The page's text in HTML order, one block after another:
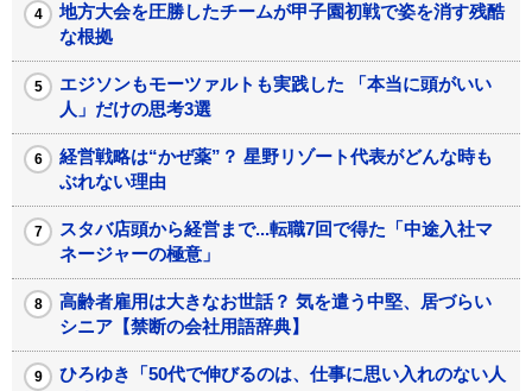
地方大会を圧勝したチームが甲子園初戦で姿を消す残酷
な根拠
エジソンもモーツァルトも実践した 「本当に頭がいい
人」だけの思考3選
経営戦略は“かぜ薬”？ 星野リゾート代表がどんな時も
ぶれない理由
スタバ店頭から経営まで...転職7回で得た「中途入社マ
ネージャーの極意」
高齢者雇用は大きなお世話？ 気を遣う中堅、居づらい
シニア【禁断の会社用語辞典】
ひろゆき「50代で伸びるのは、仕事に思い入れのない人